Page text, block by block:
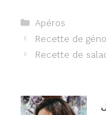
Catégories
Apéros
Navigation
des
Recette de
Recette de